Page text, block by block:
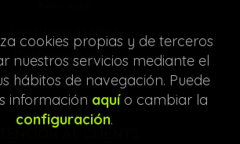
Protección de datos
Política de Cookies
AL CLIENTE
cookies propias y de terceros
nuestros servicios mediante el
hábitos de navegación. Puede
información aquío cambiar la
configuración.